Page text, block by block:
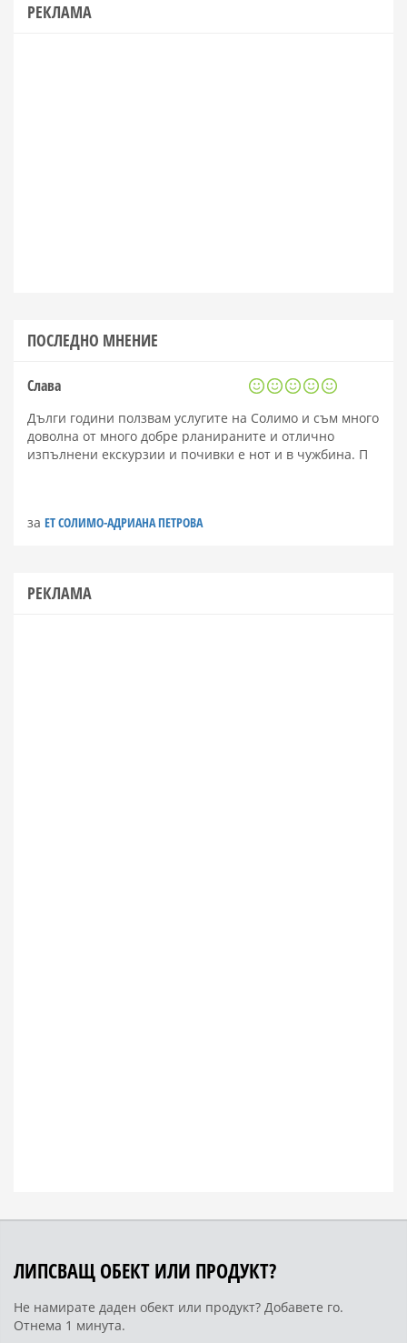
РЕКЛАМА
ПОСЛЕДНО МНЕНИЕ
Слава
Дълги години ползвам услугите на Солимо и съм много
доволна от много добре рланираните и отлично
изпълнени екскурзии и почивки е нот и в чужбина. П
за ЕТ СОЛИМО-АДРИАНА ПЕТРОВА
РЕКЛАМА
ЛИПСВАЩ ОБЕКТ ИЛИ ПРОДУКТ?
Не намирате даден обект или продукт? Добавете го.
Отнема 1 минута.